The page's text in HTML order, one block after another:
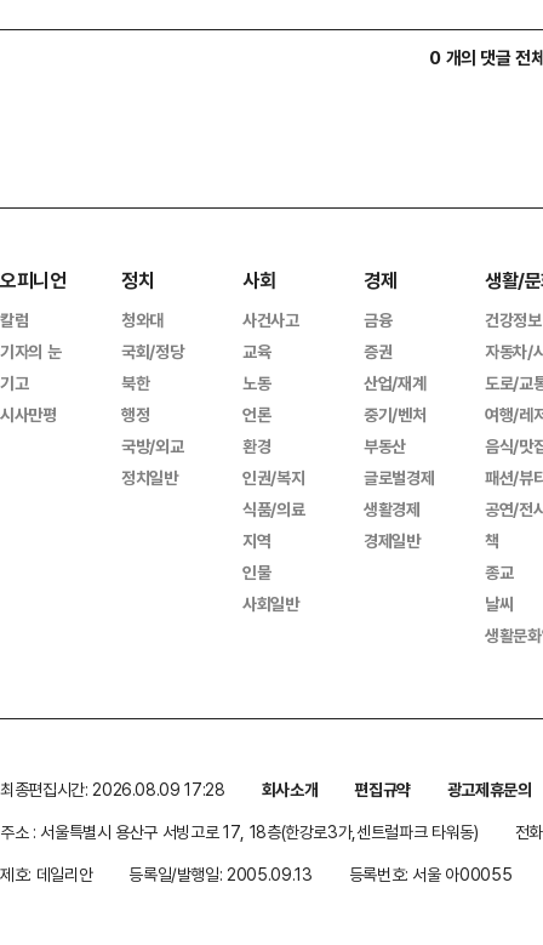
0 개의 댓글 전
오피니언
칼럼
기자의 눈
기고
시사만평
정치
청와대
국회/정당
북한
행정
국방/외교
정치일반
사회
사건사고
교육
노동
언론
환경
인권/복지
식품/의료
지역
인물
사회일반
경제
금융
증권
산업/재계
중기/벤처
부동산
글로벌경제
생활경제
경제일반
생활/
건강정보
자동차/
도로/교
여행/레
음식/맛
패션/뷰
공연/전
책
종교
날씨
생활문
최종편집시간: 2026.08.09 17:28 회사소개 편집규약
광고제휴문의
주소 : 서울특별시 용산구 서빙고로 17, 18층(한강로3가,센트럴파크 타워동)
전
제호: 데일리안
등록일/발행일: 2005.09.13 등록번호: 서울 아00055